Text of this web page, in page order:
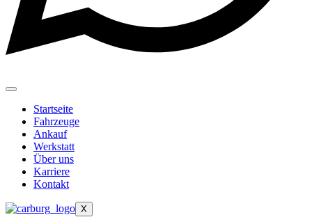
Startseite
Fahrzeuge
Ankauf
Werkstatt
Über uns
Karriere
Kontakt
X